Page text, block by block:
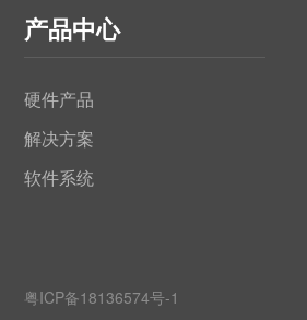
产品中心
硬件产品
解决方案
软件系统
粤ICP备18136574号-1